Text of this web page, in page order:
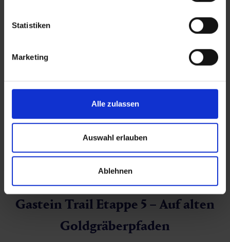
Statistiken
Marketing
Alle zulassen
Auswahl erlauben
Ablehnen
Gastein Trail Etappe 5 – Auf alten
Goldgräberpfaden